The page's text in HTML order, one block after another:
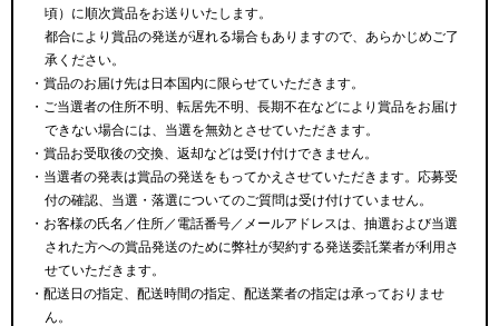
頃）に順次賞品をお送りいたします。
都合により賞品の発送が遅れる場合もありますので、あらかじめご了
承ください。
・賞品のお届け先は日本国内に限らせていただきます。
・ご当選者の住所不明、転居先不明、長期不在などにより賞品をお届け
できない場合には、当選を無効とさせていただきます。
・賞品お受取後の交換、返却などは受け付けできません。
・当選者の発表は賞品の発送をもってかえさせていただきます。応募受
付の確認、当選・落選についてのご質問は受け付けていません。
・お客様の氏名／住所／電話番号／メールアドレスは、抽選および当選
された方への賞品発送のために弊社が契約する発送委託業者が利用さ
せていただきます。
・配送日の指定、配送時間の指定、配送業者の指定は承っておりませ
ん。